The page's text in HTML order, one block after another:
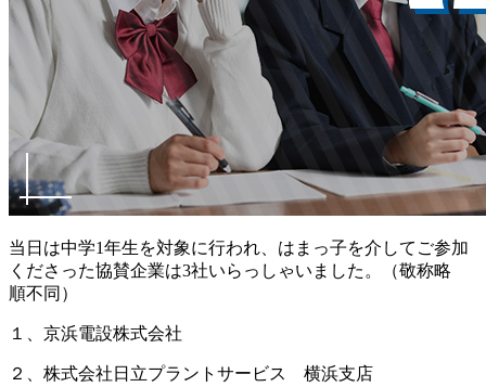
当日は中学1年生を対象に行われ、はまっ子を介してご参加
くださった協賛企業は3社いらっしゃいました。（敬称略
順不同）
１、京浜電設株式会社
２、株式会社日立プラントサービス 横浜支店